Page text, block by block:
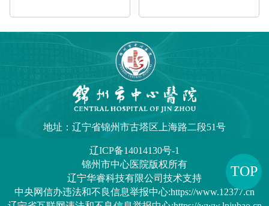
TOP
地址：辽宁省锦州市古塔区上海路二段51号
辽ICP备14014130号-1
锦州市中心医院版权所有
辽宁华睿科技有限公司技术支持
中央网信办违法和不良信息举报中心:https://www.12377.cn